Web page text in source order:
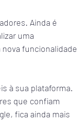
Ainda é
uma
funcionalidade
à sua plataforma.
que confiam
fica ainda mais